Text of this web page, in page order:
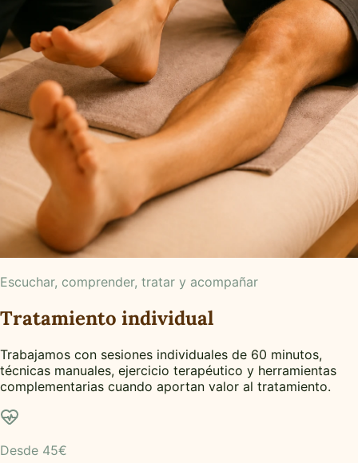
Escuchar, comprender, tratar y acompañar
Tratamiento individual
Trabajamos con sesiones individuales de 60 minutos,
técnicas manuales, ejercicio terapéutico y herramientas
complementarias cuando aportan valor al tratamiento.
Desde 45€